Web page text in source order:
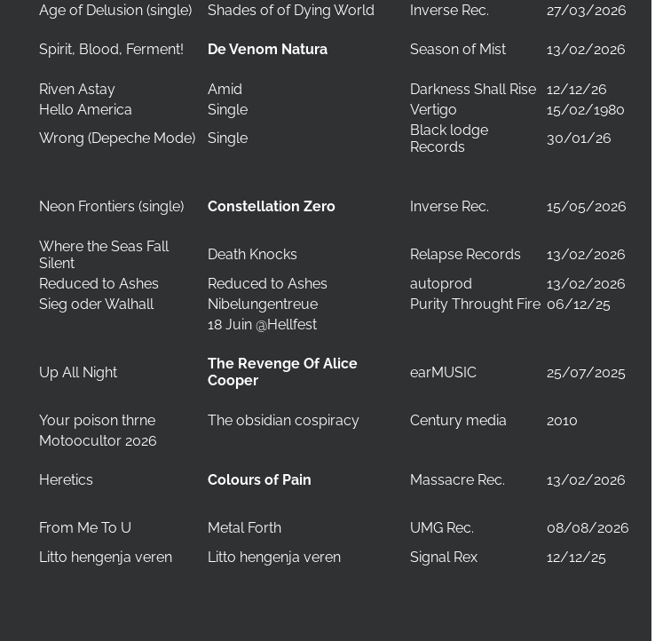
Age of Delusion (single) Shades of of Dying World Inverse Rec. 27/03/2026
Spirit, Blood, Ferment! De Venom Natura Season of Mist 13/02/2026
Riven Astay Amid Darkness Shall Rise
12/12/26
Hello America Single Vertigo
15/02/1980
Wrong (Depeche Mode) Single
Black lodge
Records
30/01/26
Neon Frontiers (single) Constellation Zero Inverse Rec. 15/05/2026
Where the Seas Fall
Silent
Death Knocks Relapse Records
13/02/2026
Reduced to Ashes Reduced to Ashes autoprod
13/02/2026
Sieg oder Walhall Nibelungentreue Purity Throught Fire 06/12/25
18 Juin @Hellfest
Up All Night
The Revenge Of Alice
Cooper
earMUSIC 25/07/2025
Your poison thrne The obsidian cospiracy Century media
2010
Motoocultor 2026
Heretics Colours of Pain Massacre Rec. 13/02/2026
From Me To U Metal Forth UMG Rec.
08/08/2026
Litto hengenja veren Litto hengenja veren Signal Rex 12/12/25